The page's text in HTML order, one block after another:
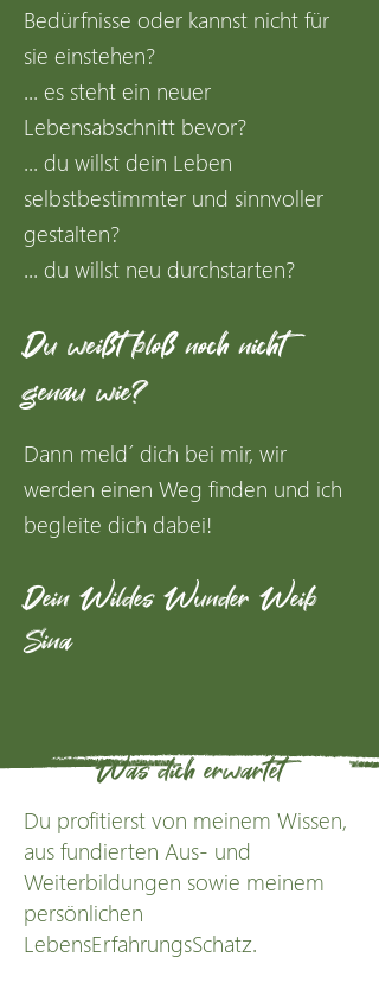
Bedürfnisse oder kannst nicht für
sie einstehen?
... es steht ein neuer
Lebensabschnitt bevor?
... du willst dein Leben
selbstbestimmter und sinnvoller
gestalten?
... du willst neu durchstarten?
Du weißt bloß noch nicht
genau wie?
Dann meld´ dich bei mir, wir
werden einen Weg finden und ich
begleite dich dabei!
Dein Wildes Wunder Weib
Sina
Was dich erwartet
Du profitierst von meinem Wissen,
aus fundierten Aus- und
Weiterbildungen sowie meinem
persönlichen
LebensErfahrungsSchatz.